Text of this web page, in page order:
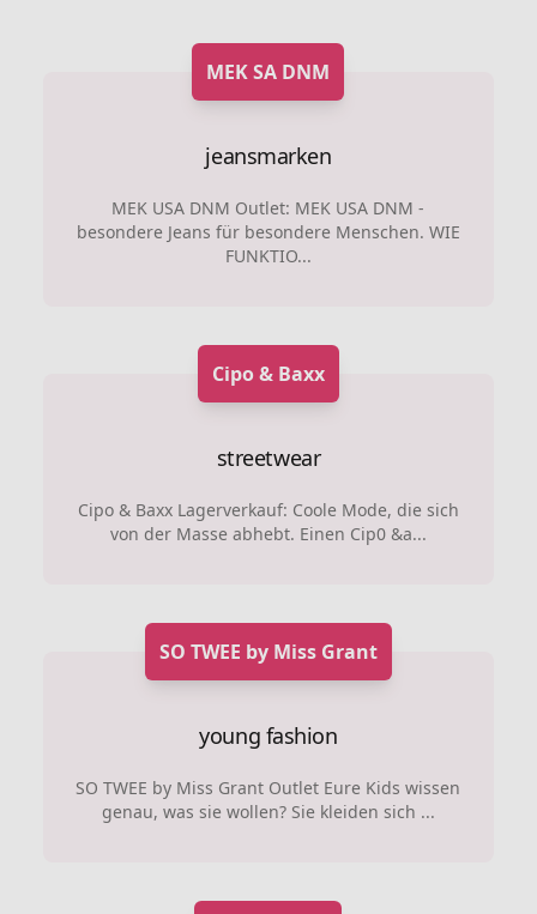
MEK SA DNM
jeansmarken
MEK USA DNM Outlet: MEK USA DNM -
besondere Jeans für besondere Menschen. WIE
FUNKTIO...
Cipo & Baxx
streetwear
Cipo & Baxx Lagerverkauf: Coole Mode, die sich
von der Masse abhebt. Einen Cip0 &a...
SO TWEE by Miss Grant
young fashion
SO TWEE by Miss Grant Outlet Eure Kids wissen
genau, was sie wollen? Sie kleiden sich ...